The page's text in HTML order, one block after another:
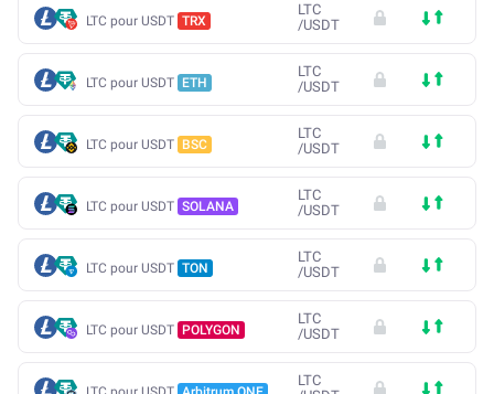
LTC pour USDT TRX
LTC
/USDT
LTC pour USDT ETH
LTC
/USDT
LTC pour USDT BSC
LTC
/USDT
LTC pour USDT SOLANA
LTC
/USDT
LTC pour USDT TON
LTC
/USDT
LTC pour USDT POLYGON
LTC
/USDT
LTC